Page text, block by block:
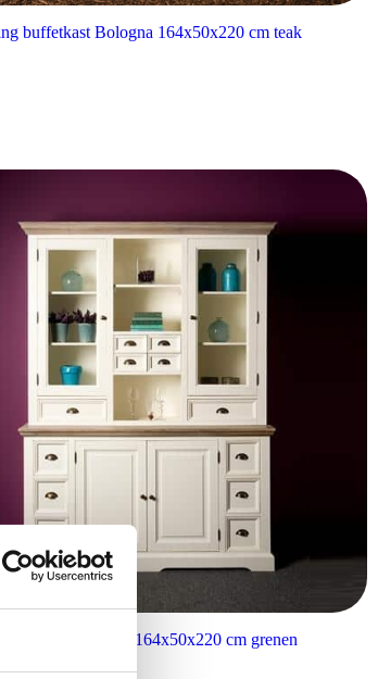
buffetkast Bologna 164x50x220 cm teak
buffetkast Fleur 164x50x220 cm grenen